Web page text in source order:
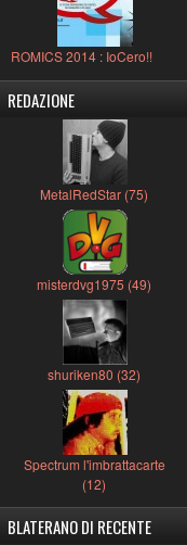
ROMICS 2014 : IoCero!!
REDAZIONE
MetalRedStar (75)
misterdvg1975 (49)
shuriken80 (32)
Spectrum l'imbrattacarte
(12)
BLATERANO DI RECENTE